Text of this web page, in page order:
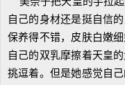
自己的身材还是挺自信
保养得不错，皮肤白嫩
自己的双乳摩擦着天皇
挑逗着。但是她感觉自